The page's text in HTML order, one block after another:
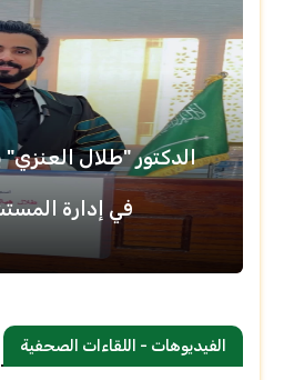
الدكتور "طلال العنزي"
في إدارة المستشفيات
الفيديوهات - اللقاءات الصحفية